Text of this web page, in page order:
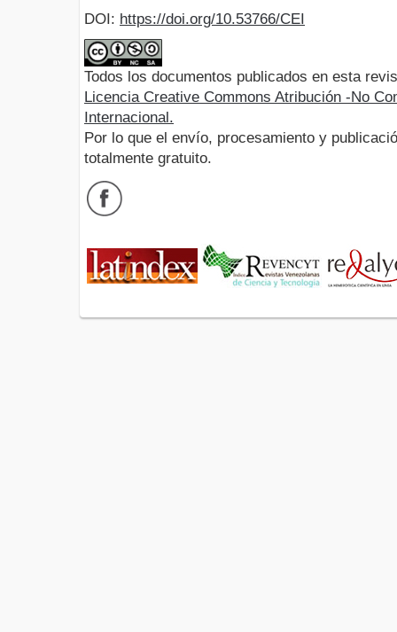
DOI: https://doi.org/10.53766/CEI
Todos los documentos publicados en esta
Licencia Creative Commons Atribución -No
Internacional.
Por lo que el envío, procesamiento y
totalmente gratuito.